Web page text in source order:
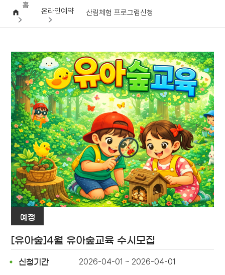
홈
온라인예약 산림체험 프로그램신청
예정
[유아숲]4월 유아숲교육 수시모집
신청기간 2026-04-01 ~ 2026-04-01